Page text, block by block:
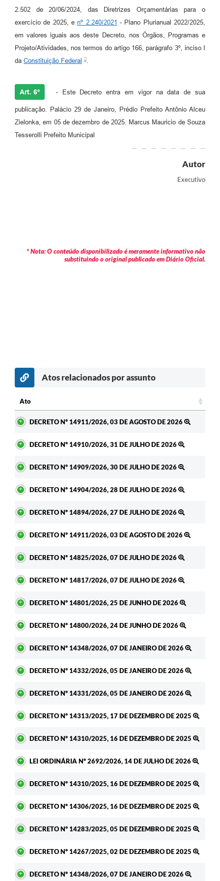
2.502 de 20/06/2024, das Diretrizes Orçamentárias para o
exercício de 2025, enº 2.240/2021 - Plano Plurianual 2022/2025,
em valores iguais aos deste Decreto, nos Órgãos, Programas e
Projeto/Atividades, nos termos do artigo 166, parágrafo 3º, inciso I
da Constituição Federal .
Art. 6º - Este Decreto entra em vigor na data de sua
publicação. Palácio 29 de Janeiro, Prédio Prefeito Antônio Alceu
Zielonka, em 05 de dezembro de 2025. Marcus Mauricio de Souza
Tesserolli Prefeito Municipal
Autor
Executivo
* Nota: O conteúdo disponibilizado é meramente informativo não
substituindo o original publicado em Diário Oficial.
Atos relacionados por assunto
Ato
DECRETO Nº 14911/2026, 03 DE AGOSTO DE 2026
DECRETO Nº 14910/2026, 31 DE JULHO DE 2026
DECRETO Nº 14909/2026, 30 DE JULHO DE 2026
DECRETO Nº 14904/2026, 28 DE JULHO DE 2026
DECRETO Nº 14894/2026, 27 DE JULHO DE 2026
DECRETO Nº 14911/2026, 03 DE AGOSTO DE 2026
DECRETO Nº 14825/2026, 07 DE JULHO DE 2026
DECRETO Nº 14817/2026, 07 DE JULHO DE 2026
DECRETO Nº 14801/2026, 25 DE JUNHO DE 2026
DECRETO Nº 14800/2026, 24 DE JUNHO DE 2026
DECRETO Nº 14348/2026, 07 DE JANEIRO DE 2026
DECRETO Nº 14332/2026, 05 DE JANEIRO DE 2026
DECRETO Nº 14331/2026, 05 DE JANEIRO DE 2026
DECRETO Nº 14313/2025, 17 DE DEZEMBRO DE 2025
DECRETO Nº 14310/2025, 16 DE DEZEMBRO DE 2025
LEI ORDINÁRIA Nº 2692/2026, 14 DE JULHO DE 2026
DECRETO Nº 14310/2025, 16 DE DEZEMBRO DE 2025
DECRETO Nº 14306/2025, 16 DE DEZEMBRO DE 2025
DECRETO Nº 14283/2025, 05 DE DEZEMBRO DE 2025
DECRETO Nº 14267/2025, 02 DE DEZEMBRO DE 2025
DECRETO Nº 14348/2026, 07 DE JANEIRO DE 2026